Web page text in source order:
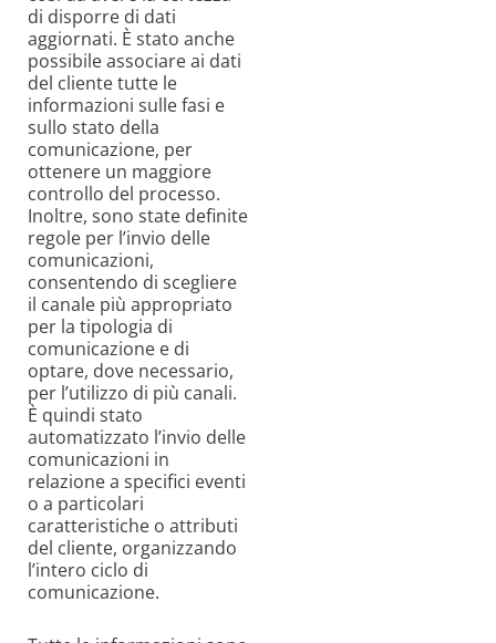
di disporre di dati
aggiornati. È stato anche
possibile associare ai dati
del cliente tutte le
informazioni sulle fasi e
sullo stato della
comunicazione, per
ottenere un maggiore
controllo del processo.
Inoltre, sono state definite
regole per l’invio delle
comunicazioni,
consentendo di scegliere
il canale più appropriato
per la tipologia di
comunicazione e di
optare, dove necessario,
per l’utilizzo di più canali.
È quindi stato
automatizzato l’invio delle
comunicazioni in
relazione a specifici eventi
o a particolari
caratteristiche o attributi
del cliente, organizzando
l’intero ciclo di
comunicazione.